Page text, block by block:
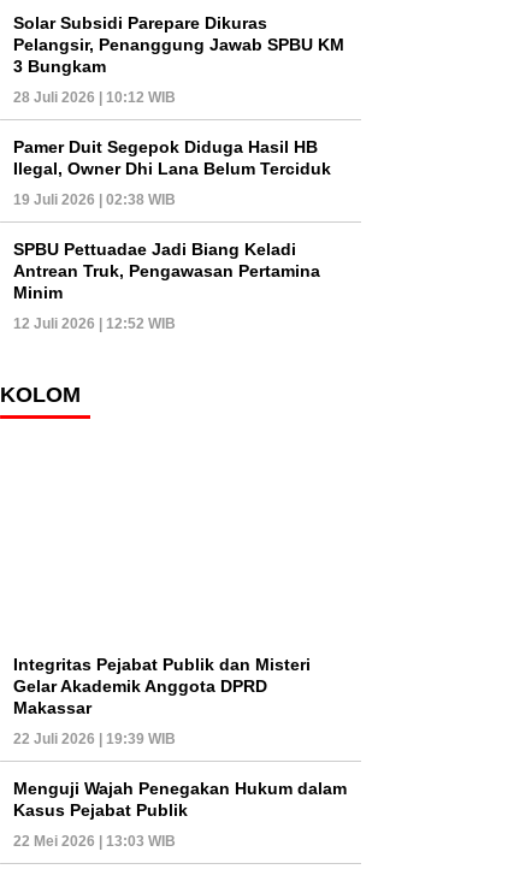
Solar Subsidi Parepare Dikuras
Pelangsir, Penanggung Jawab SPBU KM
3 Bungkam
28 Juli 2026 | 10:12 WIB
Pamer Duit Segepok Diduga Hasil HB
Ilegal, Owner Dhi Lana Belum Terciduk
19 Juli 2026 | 02:38 WIB
SPBU Pettuadae Jadi Biang Keladi
Antrean Truk, Pengawasan Pertamina
Minim
12 Juli 2026 | 12:52 WIB
KOLOM
Integritas Pejabat Publik dan Misteri
Gelar Akademik Anggota DPRD
Makassar
22 Juli 2026 | 19:39 WIB
Menguji Wajah Penegakan Hukum dalam
Kasus Pejabat Publik
22 Mei 2026 | 13:03 WIB